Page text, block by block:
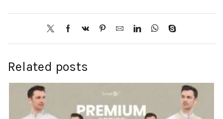
Related posts